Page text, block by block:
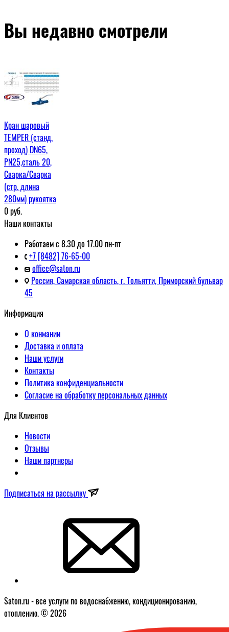
Вы недавно смотрели
Кран шаровый
TEMPER (станд.
проход) DN65,
PN25,сталь 20,
Сварка/Сварка
(стр. длина
280мм) рукоятка
0руб.
Наши контакты
Работаем с 8.30 до 17.00 пн-пт
+7 [8482] 76-65-00
office@saton.ru
Россия, Самарская область, г. Тольятти, Приморский бульвар
45
Информация
О конмании
Доставка и оплата
Наши услуги
Контакты
Политика конфиденциальности
Согласие на обработку персональных данных
Для Клиентов
Новости
Отзывы
Наши партнеры
Подписаться на рассылку
Saton.ru - все услуги по водоснабжению, кондиционированию,
отоплению. © 2026